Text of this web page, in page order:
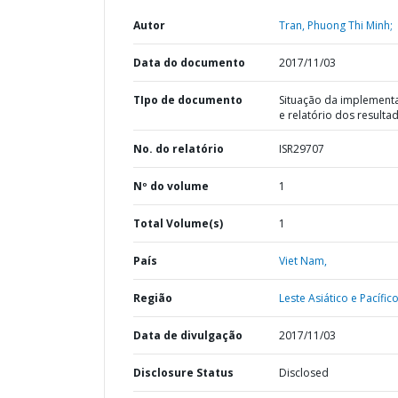
Autor Tran, Phuong Thi Minh;
Data do documento 2017/11/03
TIpo de documento
Situação da
e relatório dos
No. do relatório ISR29707
Nº do volume 1
Total Volume(s) 1
País Viet Nam,
Região Leste Asiático e
Data de divulgação 2017/11/03
Disclosure Status Disclosed